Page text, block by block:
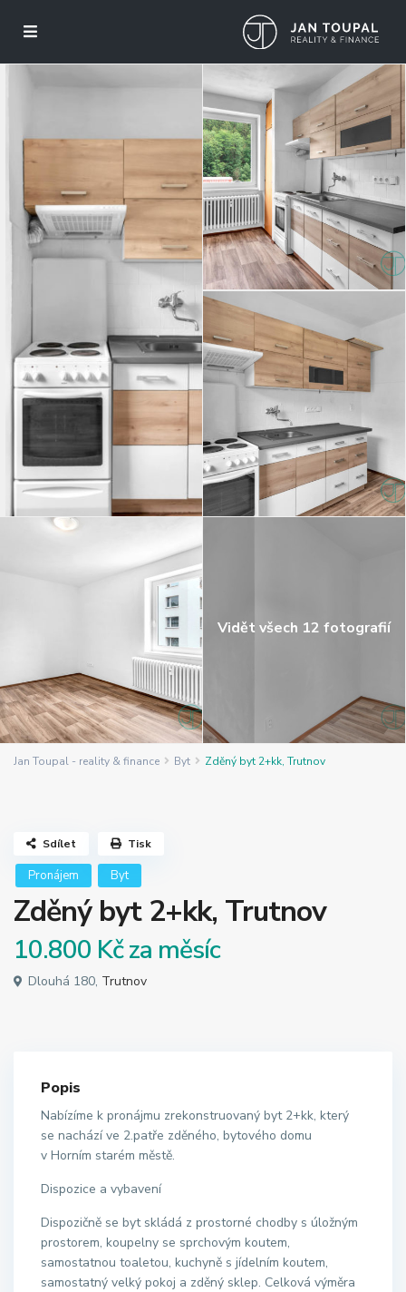
Vidět všech 12 fotografií
Jan Toupal - reality & finance Byt Zděný byt 2+kk, Trutnov
Pronájem Byt
Zděný byt 2+kk, Trutnov
10.800 Kčza měsíc
Dlouhá 180, Trutnov
Sdílet Tisk
Popis
Nabízíme k pronájmu zrekonstruovaný byt 2+kk, který
se nachází ve 2.patře zděného, bytového domu
v Horním starém městě.
Dispozice a vybavení
Dispozičně se byt skládá z prostorné chodby s úložným
prostorem, koupelny se sprchovým koutem,
samostatnou toaletou, kuchyně s jídelním koutem,
samostatný velký pokoj a zděný sklep. Celková výměra